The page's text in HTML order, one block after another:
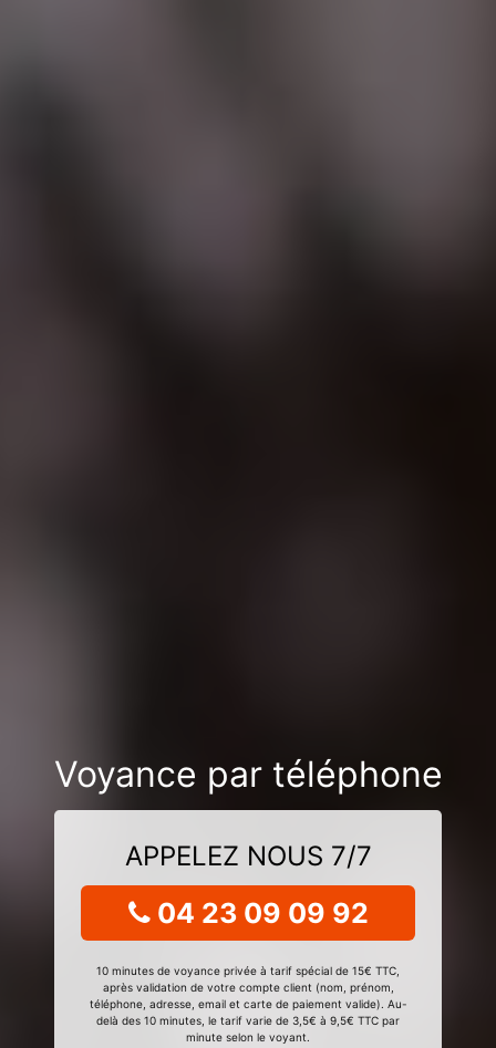
Voyance par téléphone
APPELEZ NOUS 7/7
04 23 09 09 92
10 minutes de voyance privée à tarif spécial de 15€ TTC,
après validation de votre compte client (nom, prénom,
téléphone, adresse, email et carte de paiement valide). Au-
delà des 10 minutes, le tarif varie de 3,5€ à 9,5€ TTC par
minute selon le voyant.